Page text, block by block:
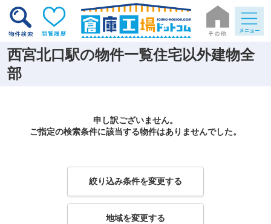
西宮北口駅の物件一覧住宅以外建物全
部
申し訳ございません。
ご指定の検索条件に該当する物件はありませんでした。
絞り込み条件を変更する
地域を変更する